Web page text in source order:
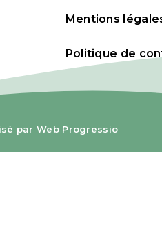
Mentions
Politique de
parWeb Progressio